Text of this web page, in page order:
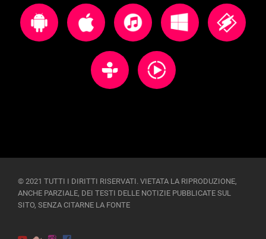
© 2021 TUTTI I DIRITTI RISERVATI. VIETATA LA RIPRODUZIONE,
ANCHE PARZIALE, DEI TESTI DELLE NOTIZIE PUBBLICATE SUL
SITO, SENZA CITARNE LA FONTE